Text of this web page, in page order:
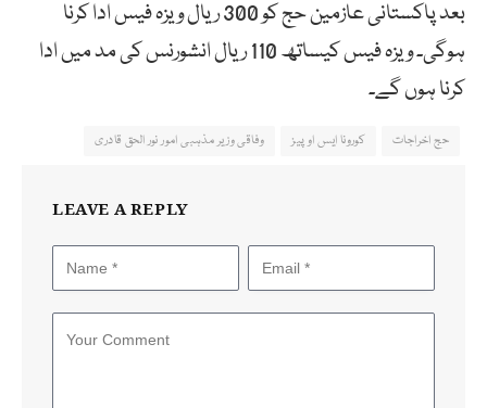
بعد پاکستانی عازمین حج کو 300 ریال ویزہ فیس ادا کرنا
ہوگی۔ ویزہ فیس کیساتھ 110 ریال انشورنس کی مد میں ادا
کرنا ہوں گے۔
حج اخراجات کورونا ایس او پیز وفاقی وزیر مذہبی امور نور الحق قادری
LEAVE A REPLY